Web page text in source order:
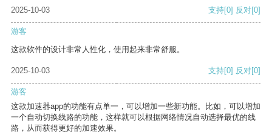
2025-10-03
支持[0] 反对[0]
游客
这款软件的设计非常人性化，使用起来非常舒服。
2025-10-03 支持[0] 反对[0]
游客
这款加速器app的功能有点单一，可以增加一些新功能。比如，可以增加
一个自动切换线路的功能，这样就可以根据网络情况自动选择最优的线
路，从而获得更好的加速效果。